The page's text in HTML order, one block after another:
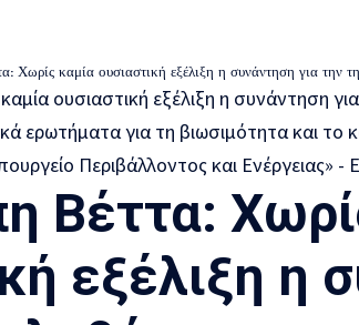
εξέλιξη η συνάντηση για την τηλεθέρμανση, δεν απαντήθηκαν τα ουσιαστικά ερωτήματα για τη βιωσιμότητα
Βέττα:
εξέλιξη η